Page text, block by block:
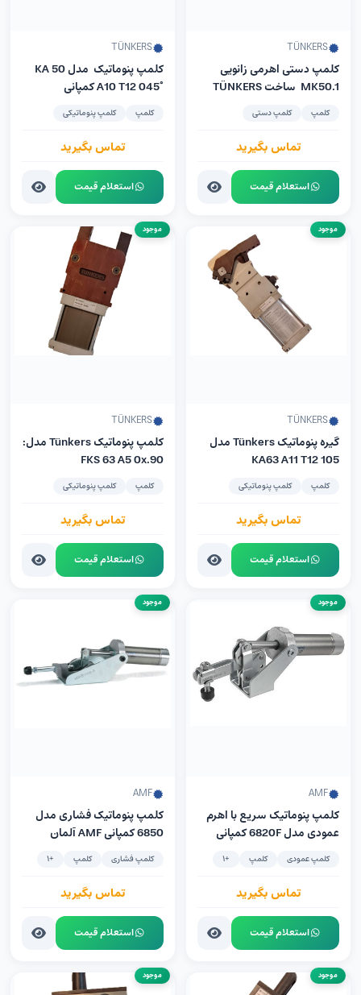
TÜNKERS
کلمپ دستی اهرمی زانویی
MK50.1 ساخت TÜNKERS
کلمپ کلمپ دستی
تماس بگیرید
استعلام قیمت
TÜNKERS
کلمپ پنوماتیک مدل KA 50
A10 T12 045° کمپانی
کلمپ کلمپ پنوماتیکی
تماس بگیرید
استعلام قیمت
موجود
TÜNKERS
گیره پنوماتیک Tünkers مدل
KA63 A11 T12 105
کلمپ کلمپ پنوماتیکی
تماس بگیرید
استعلام قیمت
موجود
TÜNKERS
کلمپ پنوماتیک Tünkers مدل:
FKS 63 A5 0x.90
کلمپ کلمپ پنوماتیکی
تماس بگیرید
استعلام قیمت
موجود
AMF
کلمپ پنوماتیک سریع با اهرم
عمودی مدل 6820F کمپانی
Festo آلمان
کلمپ عمودی کلمپ +1
تماس بگیرید
استعلام قیمت
موجود
AMF
کلمپ پنوماتیک فشاری مدل
6850 کمپانی AMF آلمان
آلمان
کلمپ فشاری کلمپ +1
تماس بگیرید
استعلام قیمت
موجود موجود